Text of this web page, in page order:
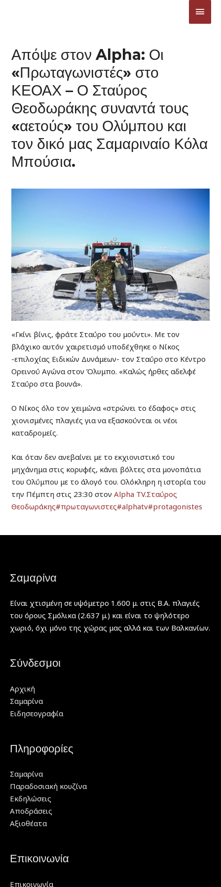
Απόψε στον Alpha: Οι
«Πρωταγωνιστές» στο
ΚΕΟΑΧ – Ο Σταύρος
Θεοδωράκης συναντά τους
«αετούς» του Ολύμπου και
τον δικό μας Σαμαριναίο Κόλα
Μπούσια.
«Γκίνι βίνις, φράτε Σταύρο του μούντι». Με τον
βλάχικο αυτόν χαιρετισμό υποδέχθηκε ο Νίκος
-επιλοχίας Ειδικών Δυνάμεων- τον Σταύρο στο Κέντρο
Ορεινού Αγώνα στον Όλυμπο. «Καλώς ήρθες αδελφέ
Σταύρο στα βουνά».
Ο Νίκος όλο τον χειμώνα «στρώνει το έδαφος» στις
χιονισμένες πλαγιές για να εξασκούνται οι νέοι
καταδρομείς.
Και όταν δεν ανεβαίνει με το εκχιονιστικό του
μηχάνημα στις κορυφές, κάνει βόλτες στα μονοπάτια
του Ολύμπου με το άλογό του. Ολόκληρη η ιστορία του
την Πέμπτη στις 23:30 στονAlpha TV.Σταύρος
Θεοδωράκης#πρωταγωνιστες#alphatv#protagonistes
Σαμαρίνα
Είναι χτισμένη σε υψόμετρο 1.600 μ. στις Β.Α. πλαγιές
του όρους Σμόλικα (2.637 μ.) και είναι το ψηλότερο
χωριό, όχι μόνο της χώρας μας αλλά και των Βαλκανίων.
Σύνδεσμοι
Αρχική
Σαμαρίνα
Ειδησεογραφία
Πληροφορίες
Σαμαρίνα
Παραδοσιακή κουζίνα
Εκδηλώσεις
Αποδράσεις
Αξιοθέατα
Επικοινωνία
Επικοινωνία